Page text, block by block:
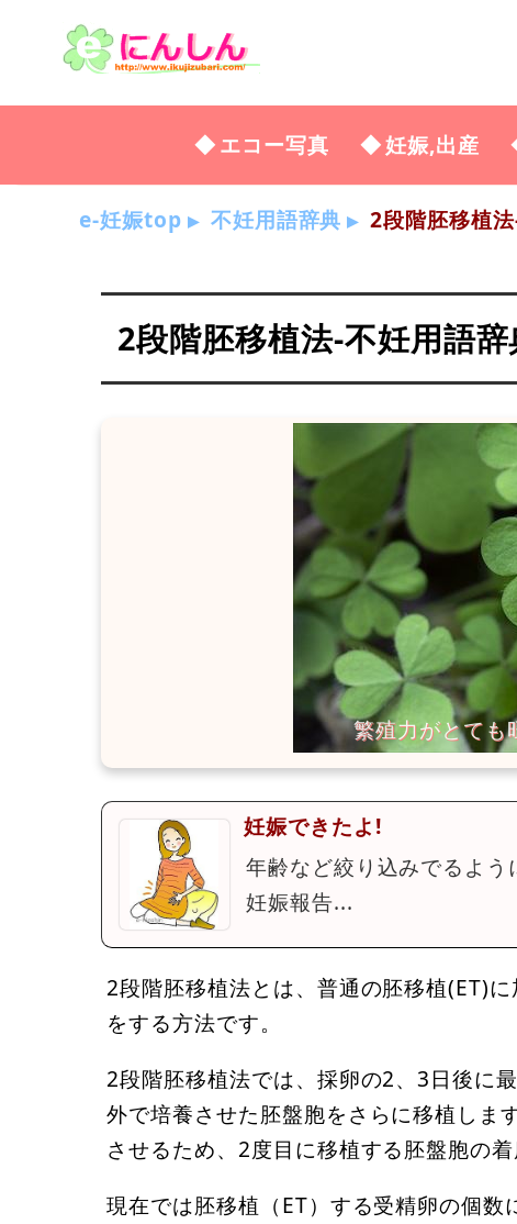
エコー写真 妊娠,出産
e-妊娠top 不妊用語辞典 2段階胚移植
2段階胚移植法-不妊用語辞
妊娠できたよ!
年齢など絞り込みでるよ
妊娠報告...
2段階胚移植法とは、普通の胚移植(ET)
をする方法です。
2段階胚移植法では、採卵の2、3日後に
外で培養させた胚盤胞をさらに移植しま
させるため、2度目に移植する胚盤胞の
現在では胚移植（ET）する受精卵の個